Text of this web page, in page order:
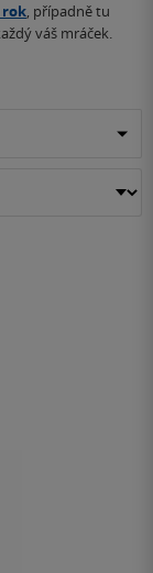
rok, případně tu
váš mráček.